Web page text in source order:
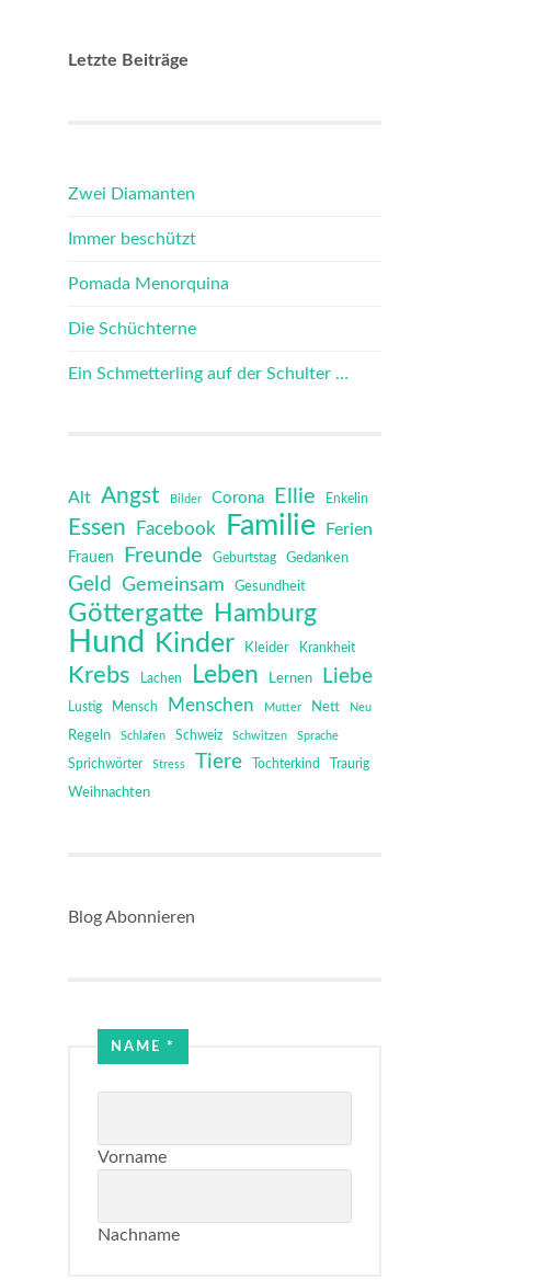
Letzte Beiträge
Zwei Diamanten
Immer beschützt
Pomada Menorquina
Die Schüchterne
Ein Schmetterling auf der Schulter …
Alt Angst Bilder Corona Ellie Enkelin
Essen Facebook Familie Ferien
Frauen Freunde Geburtstag Gedanken
Geld Gemeinsam Gesundheit
Göttergatte Hamburg
Hund Kinder Kleider Krankheit
Krebs Lachen Leben Lernen Liebe
Lustig Mensch Menschen Mutter Nett Neu
Regeln Schlafen Schweiz Schwitzen Sprache
Sprichwörter Stress Tiere Tochterkind Traurig
Weihnachten
Blog Abonnieren
Name
NAME *
Vorname
Nachname